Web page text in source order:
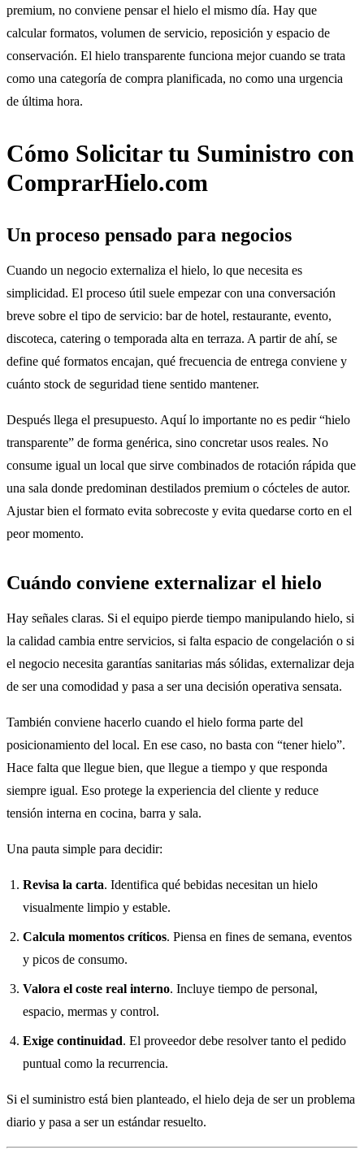
premium, no conviene pensar el hielo el mismo día. Hay que
calcular formatos, volumen de servicio, reposición y espacio de
conservación. El hielo transparente funciona mejor cuando se trata
como una categoría de compra planificada, no como una urgencia
de última hora.
Cómo Solicitar tu Suministro con
ComprarHielo.com
Un proceso pensado para negocios
Cuando un negocio externaliza el hielo, lo que necesita es
simplicidad. El proceso útil suele empezar con una conversación
breve sobre el tipo de servicio: bar de hotel, restaurante, evento,
discoteca, catering o temporada alta en terraza. A partir de ahí, se
define qué formatos encajan, qué frecuencia de entrega conviene y
cuánto stock de seguridad tiene sentido mantener.
Después llega el presupuesto. Aquí lo importante no es pedir “hielo
transparente” de forma genérica, sino concretar usos reales. No
consume igual un local que sirve combinados de rotación rápida que
una sala donde predominan destilados premium o cócteles de autor.
Ajustar bien el formato evita sobrecoste y evita quedarse corto en el
peor momento.
Cuándo conviene externalizar el hielo
Hay señales claras. Si el equipo pierde tiempo manipulando hielo, si
la calidad cambia entre servicios, si falta espacio de congelación o si
el negocio necesita garantías sanitarias más sólidas, externalizar deja
de ser una comodidad y pasa a ser una decisión operativa sensata.
También conviene hacerlo cuando el hielo forma parte del
posicionamiento del local. En ese caso, no basta con “tener hielo”.
Hace falta que llegue bien, que llegue a tiempo y que responda
siempre igual. Eso protege la experiencia del cliente y reduce
tensión interna en cocina, barra y sala.
Una pauta simple para decidir:
Revisa la carta. Identifica qué bebidas necesitan un hielo
visualmente limpio y estable.
Calcula momentos críticos. Piensa en fines de semana, eventos
y picos de consumo.
Valora el coste real interno. Incluye tiempo de personal,
espacio, mermas y control.
Exige continuidad. El proveedor debe resolver tanto el pedido
puntual como la recurrencia.
Si el suministro está bien planteado, el hielo deja de ser un problema
diario y pasa a ser un estándar resuelto.